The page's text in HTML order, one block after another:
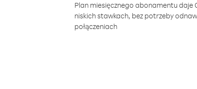
Plan miesięcznego abonamentu daje
niskich stawkach, bez potrzeby
połączeniach